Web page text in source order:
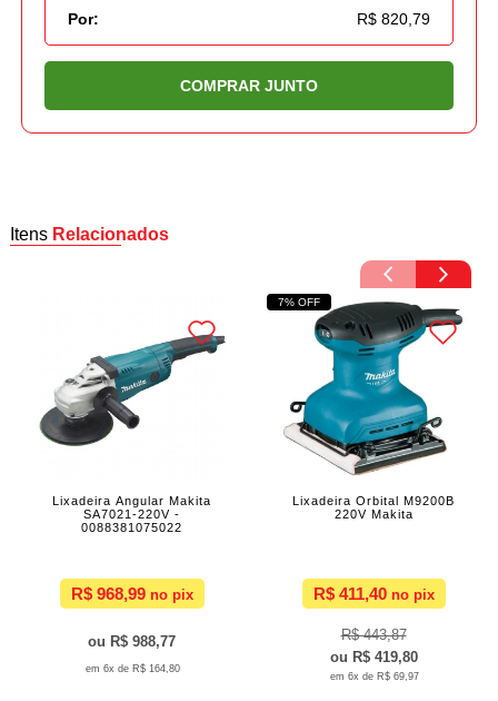
Por: R$ 820,79
COMPRAR JUNTO
Itens Relacionados
Lixadeira Angular Makita
SA7021-220V -
0088381075022
R$ 968,99
R$ 988,77
6x de R$ 164,80
7% OFF
Lixadeira Orbital M9200B
220V Makita
R$ 411,40
R$ 443,87
R$ 419,80
6x de R$ 69,97